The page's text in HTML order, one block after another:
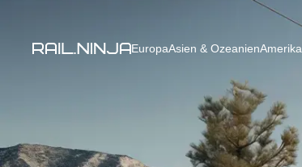
EuropaAsien & OzeanienAmerika